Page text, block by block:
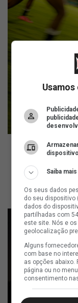
dispositivo
Saiba mais
Os seus dados
do seu dispositivo
dados do
partilhadas com
este site. Nós e
geolocalização
Alguns
com base no
as opções abaixo.
página ou no
consentimento